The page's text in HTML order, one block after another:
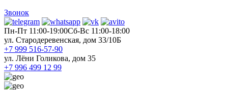
Звонок
Пн-Пт 11:00-19:00Cб-Вс 11:00-18:00
ул. Стародеревенская, дом 33/10Б
+7 999 516-57-90
ул. Лёни Голикова, дом 35
+7 996 499 12 99